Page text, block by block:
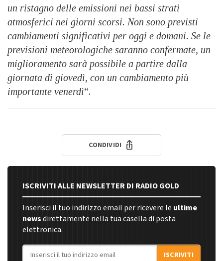
un ristagno delle emissioni nei bassi strati
atmosferici nei giorni scorsi. Non sono previsti
cambiamenti significativi per oggi e domani. Se le
previsioni meteorologiche saranno confermate, un
miglioramento sarà possibile a partire dalla
giornata di giovedì, con un cambiamento più
importante venerdì“.
CONDIVIDI
ISCRIVITI ALLE NEWSLETTER DI RADIO GOLD
Inserisci il tuo indirizzo email per ricevere le ultime
newsdirettamente nella tua casella di posta
elettronica.
Indirizzo email
ISCRIVITI